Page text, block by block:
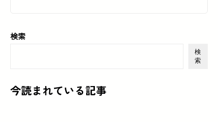
検索
検
索
今読まれている記事